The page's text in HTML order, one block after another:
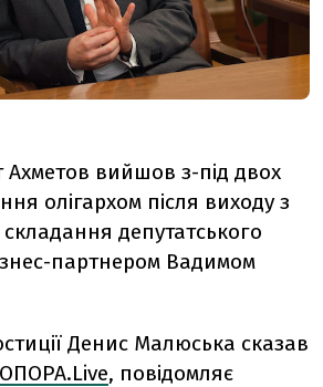
Ахметов вийшов з-під двох
олігархом після виходу з
складання депутатського
партнером Вадимом
Денис Малюська сказав
ОПОРА.Live, повідомляє